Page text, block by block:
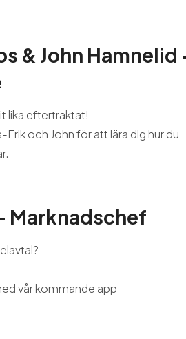
& John Hamnelid
lika eftertraktat!
Erik och John för att lära dig hur du
Marknadschef
vår kommande app